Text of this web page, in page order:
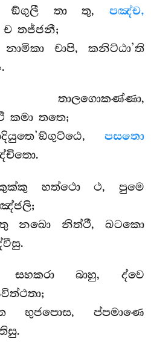
ඞ්ගුලී තා තු, පඤ්ච,
තජ්ජනී;
චාපි, කනිට්ඨා’ති
තාලගොකණ්ණා,
කමා තතෙ;
පසතො
හත්ථො ථ, පුමෙ
නඛො නිත්ථී, ඛටකො
බාහු, ද්වෙ
භුජපොස, ප්පමාණෙ